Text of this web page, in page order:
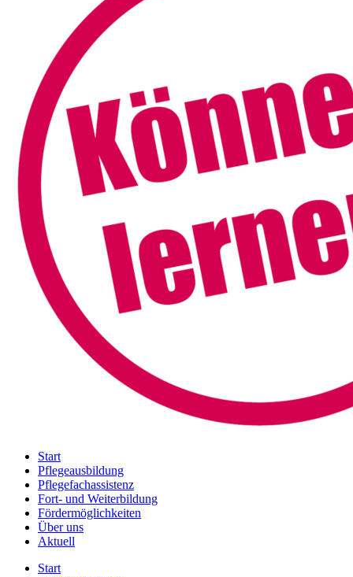
Start
Pflegeausbildung
Pflegefachassistenz
Fort- und Weiterbildung
Fördermöglichkeiten
Über uns
Aktuell
Start